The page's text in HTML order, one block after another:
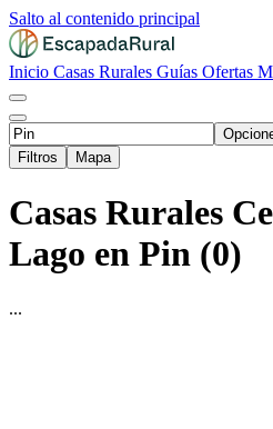
Salto al contenido principal
Inicio Casas Rurales Guías Ofertas
Filtros
Mapa
Casas Rurales
Lago en Pin (0)
...